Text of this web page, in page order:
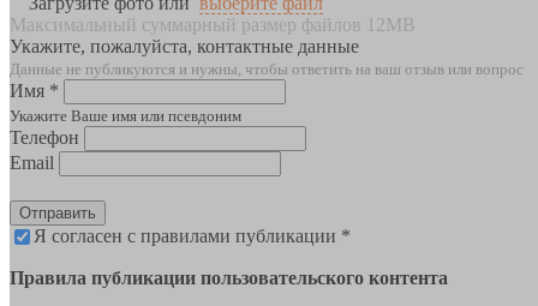
Максимальный суммарный размер файлов 12MB
Укажите, пожалуйста, контактные данные
Данные не публикуются и нужны, чтобы ответить на ваш отзыв или вопрос
Имя *
Укажите Ваше имя или псевдоним
Телефон
Email
Отправить
Я согласен с правилами публикации *
Правила публикации пользовательского контента